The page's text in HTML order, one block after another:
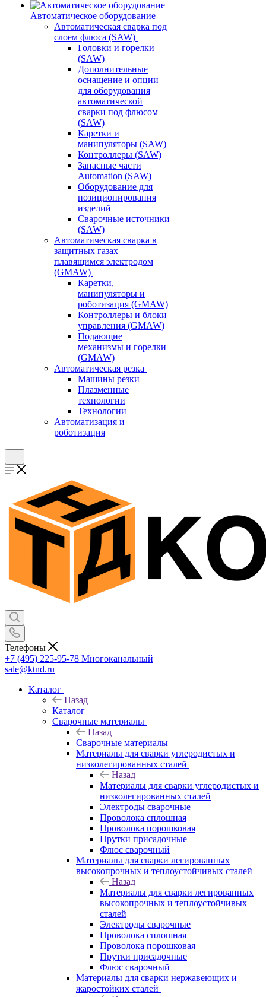
Автоматическое оборудование
Автоматическая сварка под
слоем флюса (SAW)
Головки и горелки
(SAW)
Дополнительные
оснащение и опции
для оборудования
автоматической
сварки под флюсом
(SAW)
Каретки и
манипуляторы (SAW)
Контроллеры (SAW)
Запасные части
Automation (SAW)
Оборудование для
позиционирования
изделий
Сварочные источники
(SAW)
Автоматическая сварка в
защитных газах
плавящимся электродом
(GMAW)
Каретки,
манипуляторы и
роботизация (GMAW)
Контроллеры и блоки
управления (GMAW)
Подающие
механизмы и горелки
(GMAW)
Автоматическая резка
Машины резки
Плазменные
технологии
Технологии
Автоматизация и
роботизация
Телефоны
+7 (495) 225-95-78 Многоканальный
sale@ktnd.ru
Каталог
Назад
Каталог
Сварочные материалы
Назад
Сварочные материалы
Материалы для сварки углеродистых и
низколегированных сталей
Назад
Материалы для сварки углеродистых и
низколегированных сталей
Электроды сварочные
Проволока сплошная
Проволока порошковая
Прутки присадочные
Флюс сварочный
Материалы для сварки легированных
высокопрочных и теплоустойчивых сталей
Назад
Материалы для сварки легированных
высокопрочных и теплоустойчивых
сталей
Электроды сварочные
Проволока сплошная
Проволока порошковая
Прутки присадочные
Флюс сварочный
Материалы для сварки нержавеющих и
жаростойких сталей